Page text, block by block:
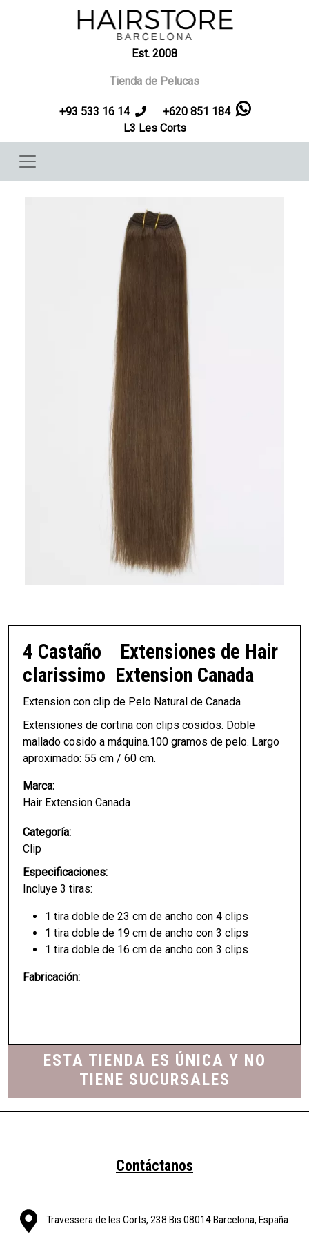
Pasar al contenido principal
Est. 2008
Tienda de Pelucas
+93 533 16 14
+620 851 184
L3 Les Corts
4 Castaño
clarissimo
Extensiones de Hair
Extension Canada
Extension con clip de Pelo Natural de Canada
Extensiones de cortina con clips cosidos. Doble
mallado cosido a máquina.100 gramos de pelo. Largo
aproximado: 55 cm / 60 cm.
Marca:
Hair Extension Canada
Categoría:
Clip
Especificaciones:
Incluye 3 tiras:
1 tira doble de 23 cm de ancho con 4 clips
1 tira doble de 19 cm de ancho con 3 clips
1 tira doble de 16 cm de ancho con 3 clips
Fabricación:
ESTA TIENDA ES ÚNICA Y NO
TIENE SUCURSALES
Contáctanos
Travessera de les Corts, 238 Bis 08014 Barcelona, España